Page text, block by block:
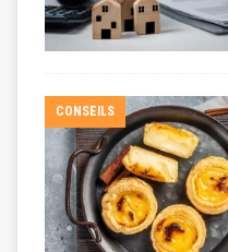
CONSEILS